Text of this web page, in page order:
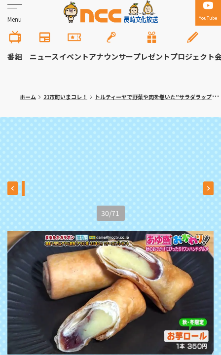
Menu YouTube
番組 ニュースイベントアナウンサープレゼントプロジェクト
ホーム 21市町いまコレ！ トルティーヤで野菜や肉を巻いた”サラダラップ”専門店！大村市「ロールン」
30/71